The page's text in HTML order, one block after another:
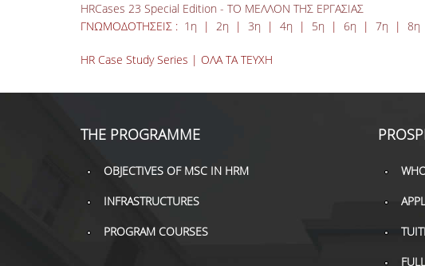
HRCases 23 Special Edition - ΤΟ ΜΕΛΛΟΝ ΤΗΣ ΕΡΓΑΣΙΑΣ
ΓΝΩΜΟΔΟΤΗΣΕΙΣ :1η | 2η | 3η | 4η | 5η | 6η | 7η | 8η
HR Case Study Series | ΟΛΑ ΤΑ ΤΕΥΧΗ
THE PROGRAMME
OBJECTIVES OF MSC IN HRM
INFRASTRUCTURES
PROGRAM COURSES